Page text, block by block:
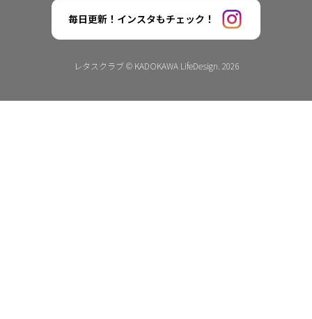
毎日更新！インスタもチェック！
レタスクラブ © KADOKAWA LifeDesign. 2026